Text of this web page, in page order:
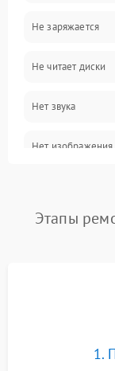
Геймпады и
Разъёмы и
Питание и
Перегрев и
Изображение
Не заряжается
Не читает диски
Нет звука
Нет изображения
Этапы
1.